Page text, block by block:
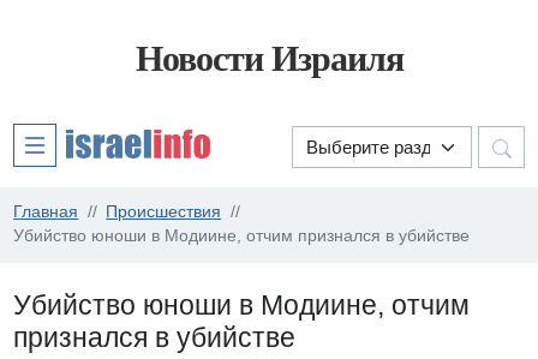
Новости Израиля
Главная
Происшествия
Убийство юноши в Модиине, отчим признался в убийстве
Убийство юноши в Модиине, отчим
признался в убийстве